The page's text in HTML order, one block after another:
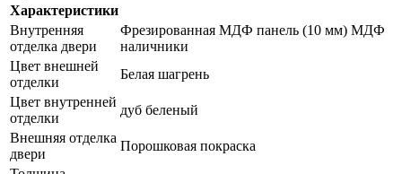
Характеристики
Внутренняя
отделка двери
Фрезированная МДФ панель (10 мм) МДФ
наличники
Цвет внешней
отделки
Белая шагрень
Цвет внутренней
отделки
дуб беленый
Внешняя отделка
двери
Порошковая покраска